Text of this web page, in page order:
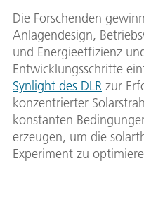
Die Forschenden
Anlagendesign,
und Energieeffizienz
Entwicklungsschritte
Synlight des DLR zur
konzentrierter
konstanten
erzeugen, um die
Experiment zu